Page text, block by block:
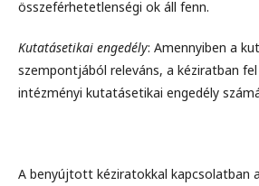
összeférhetetlenségi ok áll fenn.
Kutatásetikai engedély: Amennyiben a
szempontjából releváns, a kéziratban
intézményi kutatásetikai engedély
A benyújtott kéziratokkal kapcsolatban